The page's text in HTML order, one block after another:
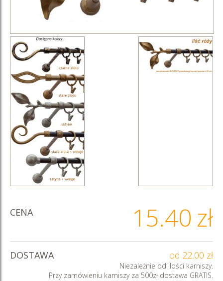
CENA 15.40 zł
DOSTAWA od 22.00 zł
Niezależnie od ilości karniszy.
Przy zamówieniu karniszy za 500zł dostawa GRATIS.